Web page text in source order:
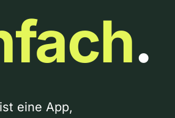
.
eine App,